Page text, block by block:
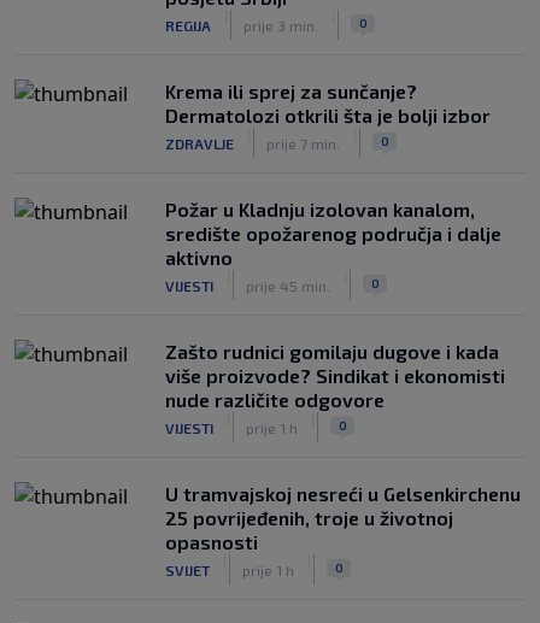
REGIJA prije 3 min. 0
Krema ili sprej za sunčanje?
Dermatolozi otkrili šta je bolji izbor
ZDRAVLJE prije 7 min. 0
Požar u Kladnju izolovan kanalom,
središte opožarenog područja i dalje
aktivno
VIJESTI prije 45 min. 0
Zašto rudnici gomilaju dugove i kada
više proizvode? Sindikat i ekonomisti
nude različite odgovore
VIJESTI prije 1 h 0
U tramvajskoj nesreći u Gelsenkirchenu
25 povrijeđenih, troje u životnoj
opasnosti
SVIJET prije 1 h 0